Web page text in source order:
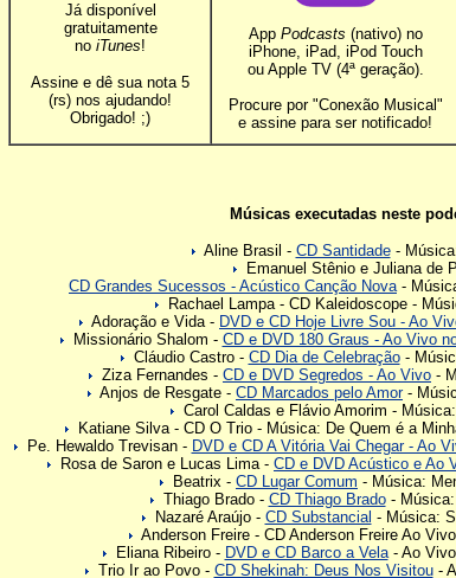
Já disponível
gratuitamente
no iTunes!
Assine e dê sua nota 5
(rs) nos ajudando!
Obrigado! ;)
App Podcasts (nativo) no
iPhone, iPad, iPod Touch
ou Apple TV (4ª geração).
Procure por "Conexão Musical"
e assine para ser notificado!
Músicas executadas neste
Aline Brasil - CD Santidade-
Emanuel Stênio e Juliana de
CD Grandes Sucessos - Acústico Canção Nova-
Rachael Lampa - CD Kaleidoscope -
Adoração e Vida - DVD e CD Hoje Livre Sou - Ao
Missionário Shalom - CD e DVD 180 Graus - Ao Vivo
Cláudio Castro - CD Dia de Celebração-
Ziza Fernandes - CD e DVD Segredos - Ao Vivo -
Anjos de Resgate - CD Marcados pelo Amor-
Carol Caldas e Flávio Amorim -
Katiane Silva - CD O Trio - Música: De Quem é a
Pe. Hewaldo Trevisan - DVD e CD A Vitória Vai Chegar - Ao
Rosa de Saron e Lucas Lima - CD e DVD Acústico e Ao
Beatrix - CD Lugar Comum - Música:
Thiago Brado - CD Thiago Brado- Música:
Nazaré Araújo - CD Substancial - Música:
Anderson Freire - CD Anderson Freire Ao
Eliana Ribeiro - DVD e CD Barco a Vela- Ao
Trio Ir ao Povo - CD Shekinah: Deus Nos Visitou-